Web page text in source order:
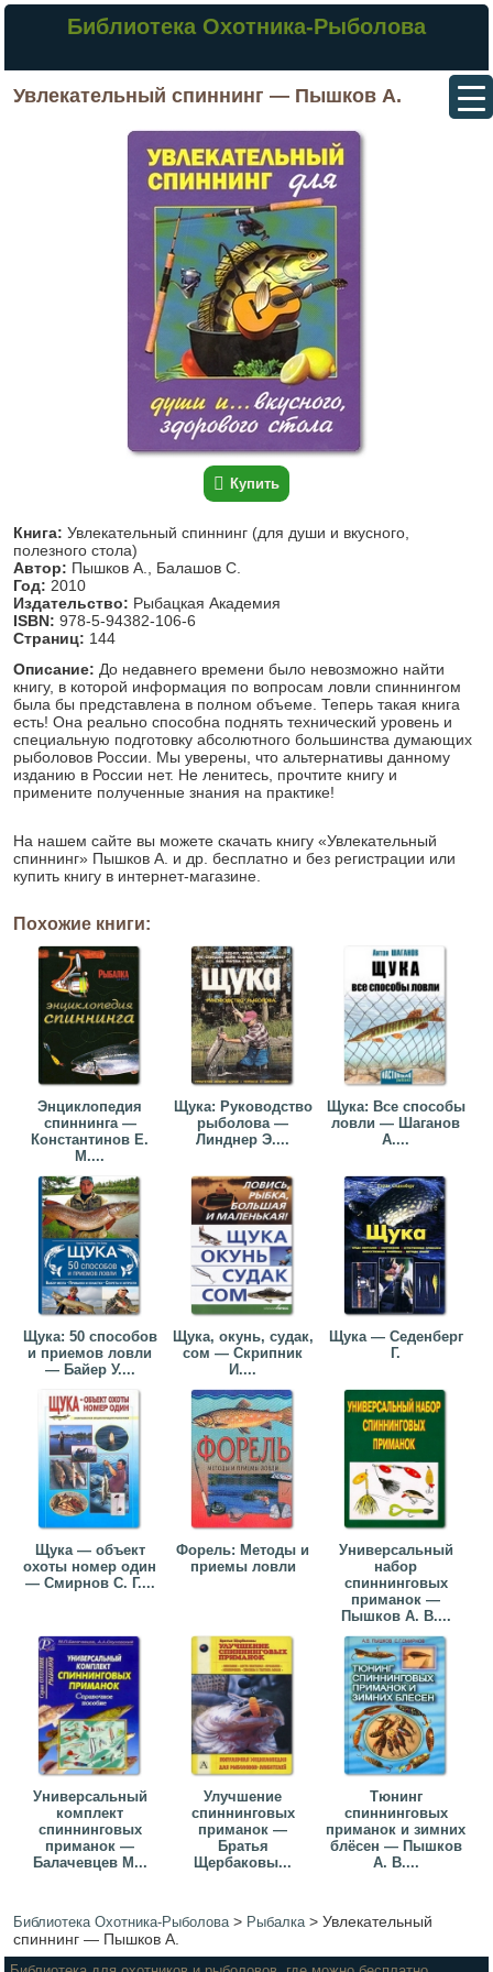
Библиотека Охотника-Рыболова
Увлекательный спиннинг — Пышков А.
Купить
Книга: Увлекательный спиннинг (для души и вкусного,
полезного стола)
Автор: Пышков А., Балашов С.
Год: 2010
Издательство: Рыбацкая Академия
ISBN: 978-5-94382-106-6
Страниц: 144
Описание: До недавнего времени было невозможно найти
книгу, в которой информация по вопросам ловли спиннингом
была бы представлена в полном объеме. Теперь такая книга
есть! Она реально способна поднять технический уровень и
специальную подготовку абсолютного большинства думающих
рыболовов России. Мы уверены, что альтернативы данному
изданию в России нет. Не ленитесь, прочтите книгу и
примените полученные знания на практике!
На нашем сайте вы можете скачать книгу «Увлекательный
спиннинг» Пышков А. и др. бесплатно и без регистрации или
купить книгу в интернет-магазине.
Похожие книги:
Энциклопедия
спиннинга —
Константинов Е.
М....
Щука: Руководство
рыболова —
Линднер Э....
Щука: Все способы
ловли — Шаганов
А....
Щука: 50 способов
и приемов ловли
— Байер У....
Щука, окунь, судак,
сом — Скрипник
И....
Щука — Седенберг
Г.
Щука — объект
охоты номер один
— Смирнов С. Г....
Форель: Методы и
приемы ловли
Универсальный
набор
спиннинговых
приманок —
Пышков А. В....
Универсальный
комплект
спиннинговых
приманок —
Балачевцев М...
Улучшение
спиннинговых
приманок —
Братья
Щербаковы...
Тюнинг
спиннинговых
приманок и зимних
блёсен — Пышков
А. В....
Библиотека Охотника-Рыболова> Рыбалка>Увлекательный
спиннинг — Пышков А.